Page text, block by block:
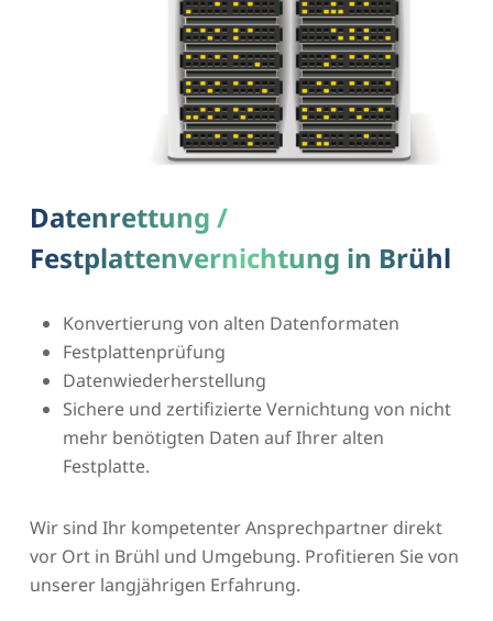
Datenrettung /
Festplattenvernichtung in Brühl
Konvertierung von alten Datenformaten
Festplattenprüfung
Datenwiederherstellung
Sichere und zertifizierte Vernichtung von nicht
mehr benötigten Daten auf Ihrer alten
Festplatte.
Wir sind Ihr kompetenter Ansprechpartner direkt
vor Ort in Brühl und Umgebung. Profitieren Sie von
unserer langjährigen Erfahrung.